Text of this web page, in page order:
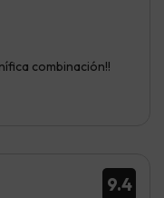
combinación!!
9.4